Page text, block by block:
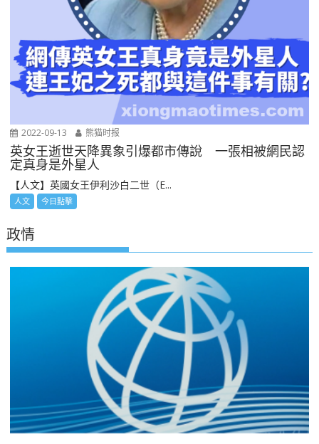
2022-09-13 熊猫时报
英女王逝世天降異象引爆都市傳說 一張相被網民認
定真身是外星人
【人文】英國女王伊利沙白二世（E...
人文 今日點擊
政情